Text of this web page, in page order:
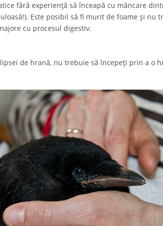
fără experiență să înceapă cu mâncare
Este posibil să fi murit de foame și nu
cu procesul digestiv.
de hrană, nu trebuie să începeți prin a o